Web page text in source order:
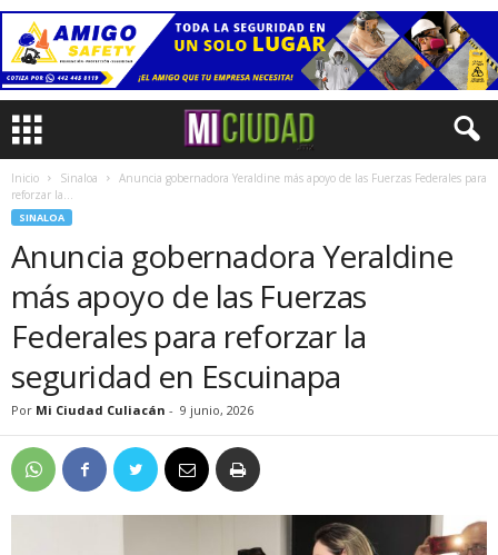
Inicio Sinaloa
Anuncia gobernadora Yeraldine más apoyo de las Fuerzas Federales para
reforzar la...
SINALOA
Anuncia gobernadora Yeraldine
más apoyo de las Fuerzas
Federales para reforzar la
seguridad en Escuinapa
Por Mi Ciudad Culiacán - 9 junio, 2026